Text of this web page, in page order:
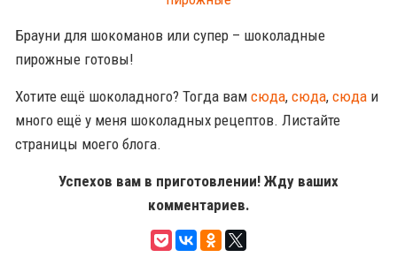
Брауни для шокоманов или супер – шоколадные
пирожные готовы!
Хотите ещё шоколадного? Тогда вам сюда, сюда, сюда и
много ещё у меня шоколадных рецептов. Листайте
страницы моего блога.
Успехов вам в приготовлении! Жду ваших
комментариев.